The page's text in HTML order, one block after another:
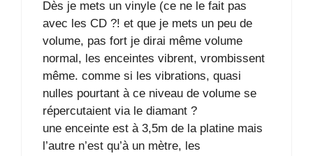
Dès je mets un vinyle (ce ne le fait pas
avec les CD ?! et que je mets un peu de
volume, pas fort je dirai même volume
normal, les enceintes vibrent, vrombissent
même. comme si les vibrations, quasi
nulles pourtant à ce niveau de volume se
répercutaient via le diamant ?
une enceinte est à 3,5m de la platine mais
l’autre n’est qu’à un mètre, les